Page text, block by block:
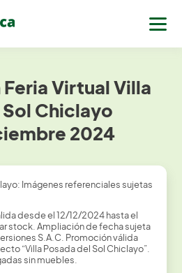
Virtual Villa
Chiclayo
2024
Imágenes referenciales sujetas
desde el 12/12/2024 hasta el
stock. Ampliación de fecha sujeta
S.A.C. Promoción válida
“Villa Posada del Sol Chiclayo”.
sin muebles.